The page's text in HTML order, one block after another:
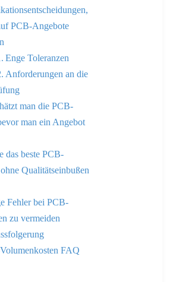
PCB-Angebote
Enge Toleranzen
Anforderungen an die
man die PCB-
man ein Angebot
das beste PCB-
Qualitätseinbußen
Fehler bei PCB-
zu vermeiden
FAQ